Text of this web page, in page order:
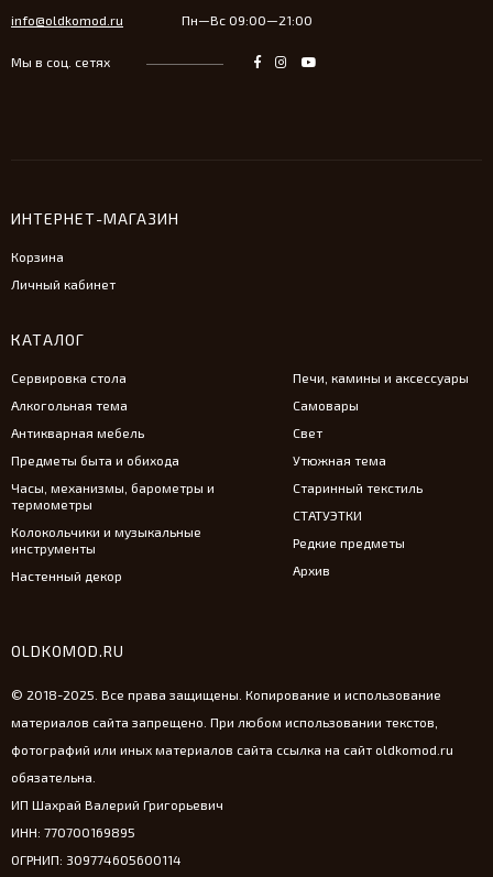
info@oldkomod.ru Пн—Вс 09:00—21:00
Мы в соц. сетях
ИНТЕРНЕТ-МАГАЗИН
Корзина
Личный кабинет
КАТАЛОГ
Сервировка стола
Алкогольная тема
Антикварная мебель
Предметы быта и обихода
Часы, механизмы, барометры и
термометры
Колокольчики и музыкальные
инструменты
Настенный декор
Печи, камины и аксессуары
Самовары
Свет
Утюжная тема
Старинный текстиль
СТАТУЭТКИ
Редкие предметы
Архив
OLDKOMOD.RU
© 2018-2025. Все права защищены. Копирование и использование
материалов сайта запрещено. При любом использовании текстов,
фотографий или иных материалов сайта ссылка на сайт oldkomod.ru
обязательна.
ИП Шахрай Валерий Григорьевич
ИНН: 770700169895
ОГРНИП: 309774605600114